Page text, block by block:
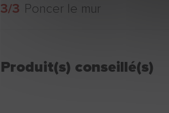
3/3 Poncer le mur
Produit(s) conseillé(s)